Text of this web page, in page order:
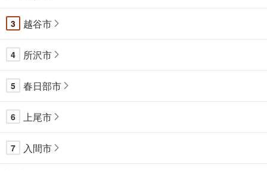
3 越谷市
4 所沢市
5 春日部市
6 上尾市
7 入間市